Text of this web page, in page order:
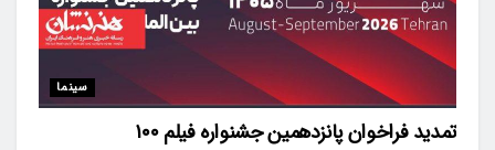
سینما
تمدید فراخوان پانزدهمین جشنواره فیلم ۱۰۰